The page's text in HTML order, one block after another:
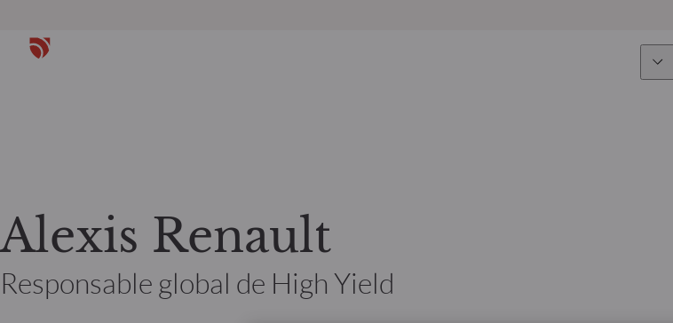
Alexis Renault
Responsable global de High Yield